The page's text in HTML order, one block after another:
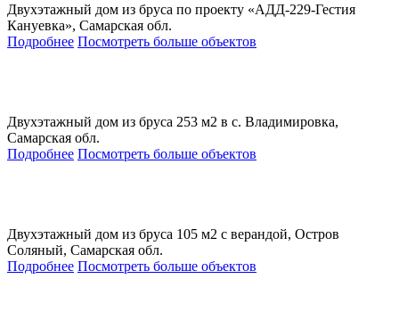
Двухэтажный дом из бруса по проекту «АДД-229-Гестия
Кануевка», Самарская обл.
Подробнее Посмотреть больше объектов
Двухэтажный дом из бруса 253 м2 в с. Владимировка,
Самарская обл.
Подробнее Посмотреть больше объектов
Двухэтажный дом из бруса 105 м2 с верандой, Остров
Соляный, Самарская обл.
Подробнее Посмотреть больше объектов